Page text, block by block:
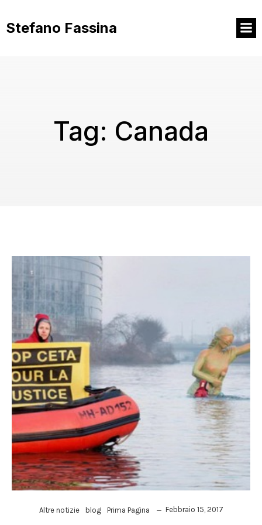
contenuto
Stefano Fassina
Tag: Canada
Altre notizie blog Prima Pagina Febbraio 15, 2017